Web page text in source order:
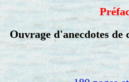
Ouvrage d'anecdotes